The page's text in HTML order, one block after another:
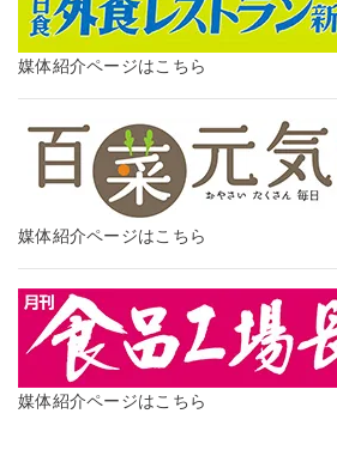
媒体紹介ページはこちら
媒体紹介ページはこちら
媒体紹介ページはこちら